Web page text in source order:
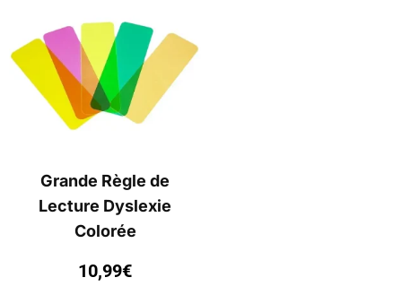
Grande Règle de
Lecture Dyslexie
Colorée
10,99€